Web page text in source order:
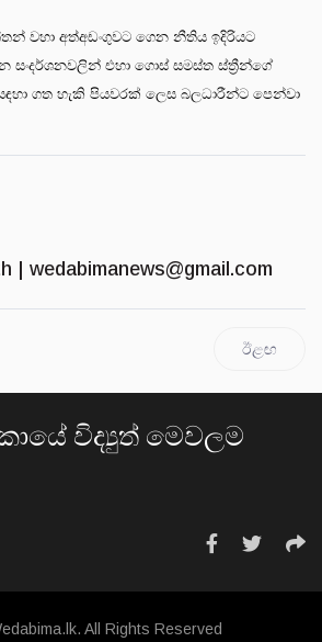
වහා අත්අඩංගුවට ගෙන නීතිය ඉදිරියට
සංදර්ශනවලින් එහා ගොස් සමස්ත ස්ත්‍රීන්ගේ
ගත හැකි පියවරක් ලෙස බලධාරීන්ට පෙන්වා
| wedabimanews@gmail.com
ඊළඟ
විද්‍යුත් මෙවලම
All Rights Reserved